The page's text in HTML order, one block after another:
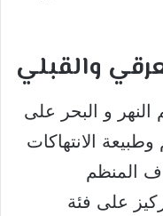
والقبلي
النهر و البحر على
الانتهاكات
المنظم
على فئة